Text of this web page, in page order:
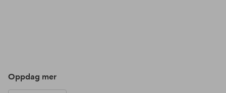
Oppdag mer